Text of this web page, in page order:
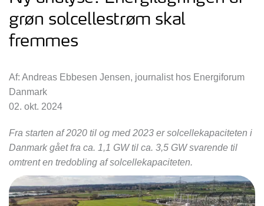
grøn solcellestrøm skal
fremmes
Af: Andreas Ebbesen Jensen, journalist hos Energiforum
Danmark
02. okt. 2024
Fra starten af 2020 til og med 2023 er solcellekapaciteten i
Danmark gået fra ca. 1,1 GW til ca. 3,5 GW svarende til
omtrent en tredobling af solcellekapaciteten.